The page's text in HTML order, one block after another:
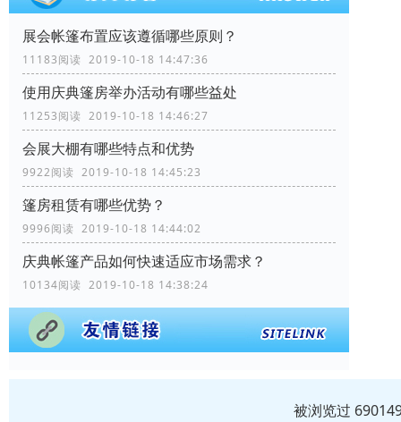
展会帐篷布置应该遵循哪些原则？
11183阅读 2019-10-18 14:47:36
使用庆典篷房举办活动有哪些益处
11253阅读 2019-10-18 14:46:27
会展大棚有哪些特点和优势
9922阅读 2019-10-18 14:45:23
篷房租赁有哪些优势？
9996阅读 2019-10-18 14:44:02
庆典帐篷产品如何快速适应市场需求？
10134阅读 2019-10-18 14:38:24
被浏览过